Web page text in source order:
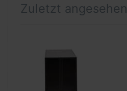
Zuletzt angesehen